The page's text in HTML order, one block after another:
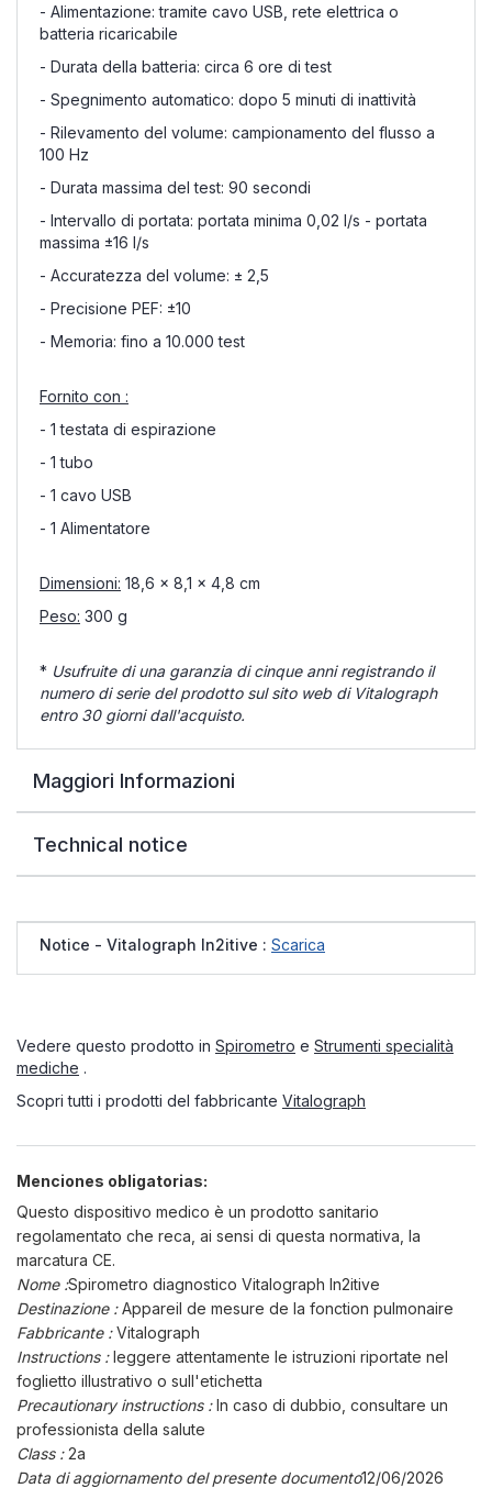
- Alimentazione: tramite cavo USB, rete elettrica o
batteria ricaricabile
- Durata della batteria: circa 6 ore di test
- Spegnimento automatico: dopo 5 minuti di inattività
- Rilevamento del volume: campionamento del flusso a
100 Hz
- Durata massima del test: 90 secondi
- Intervallo di portata: portata minima 0,02 l/s - portata
massima ±16 l/s
- Accuratezza del volume: ± 2,5
- Precisione PEF: ±10
- Memoria: fino a 10.000 test
Fornito con :
- 1 testata di espirazione
- 1 tubo
- 1 cavo USB
- 1 Alimentatore
Dimensioni: 18,6 x 8,1 x 4,8 cm
Peso: 300 g
* Usufruite di una garanzia di cinque anni registrando il
numero di serie del prodotto sul sito web di Vitalograph
entro 30 giorni dall'acquisto.
Maggiori Informazioni
Technical notice
Notice - Vitalograph In2itive : Scarica
Vedere questo prodotto in Spirometro e Strumenti specialità
mediche .
Scopri tutti i prodotti del fabbricante Vitalograph
Menciones obligatorias:
Questo dispositivo medico è un prodotto sanitario
regolamentato che reca, ai sensi di questa normativa, la
marcatura CE.
Nome :Spirometro diagnostico Vitalograph In2itive
Destinazione :Appareil de mesure de la fonction pulmonaire
Fabbricante :Vitalograph
Instructions :leggere attentamente le istruzioni riportate nel
foglietto illustrativo o sull'etichetta
Precautionary instructions :In caso di dubbio, consultare un
professionista della salute
Class :2a
Data di aggiornamento del presente documento12/06/2026